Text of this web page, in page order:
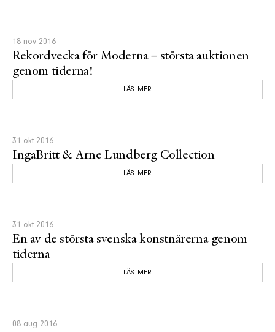
Rekordvecka för Moderna – största auktionen
genom tiderna!
18 nov 2016
LÄS MER
IngaBritt & Arne Lundberg Collection
31 okt 2016
LÄS MER
En av de största svenska konstnärerna genom
tiderna
31 okt 2016
LÄS MER
08 aug 2016